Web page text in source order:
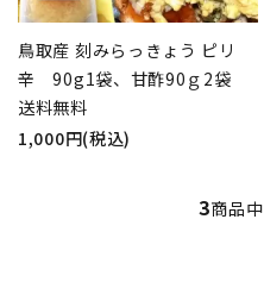
鳥取産 刻みらっきょう ピリ
辛 90g1袋、甘酢90ｇ2袋
送料無料
1,000円(税込)
3商品中